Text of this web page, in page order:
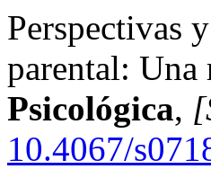
Perspectivas
parental:
Psicológica,
10.4067/